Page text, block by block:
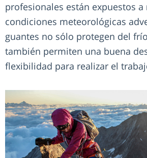
profesionales están expuestos a
condiciones meteorológicas
guantes no sólo protegen del
también permiten una buena
flexibilidad para realizar el